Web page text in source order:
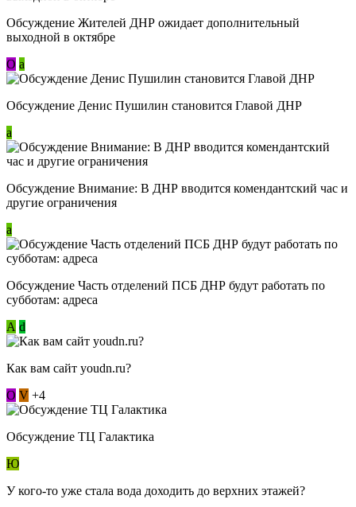
Обсуждение Жителей ДНР ожидает дополнительный
выходной в октябре
О a
Обсуждение Денис Пушилин становится Главой ДНР
a
Обсуждение Внимание: В ДНР вводится комендантский час и
другие ограничения
a
Обсуждение Часть отделений ПСБ ДНР будут работать по
субботам: адреса
А d
Как вам сайт youdn.ru?
О V +4
Обсуждение ТЦ Галактика
Ю
У кого-то уже стала вода доходить до верхних этажей?